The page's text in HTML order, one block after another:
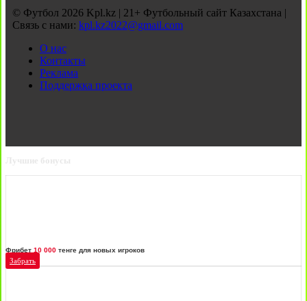
© Футбол 2026 Kpl.kz | 21+ Футбольный сайт Казахстана |
Связь с нами: kpl.kz2022@gmail.com
О нас
Контакты
Реклама
Поддержка проекта
Лучшие бонусы
Фрибет 10 000 тенге для новых игроков
Забрать